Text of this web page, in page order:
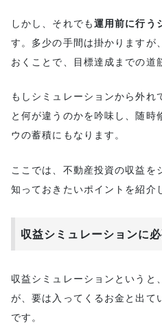
しかし、それでも運用前に行う
す。多少の手間は掛かりますが
おくことで、目標達成までの道
もしシミュレーションから外れ
と何が違うのかを吟味し、随時
ウの蓄積にもなります。
ここでは、不動産投資の収益を
知っておきたいポイントを紹介
収益シミュレーションに
収益シミュレーションというと
が、要は入ってくるお金と出て
です。